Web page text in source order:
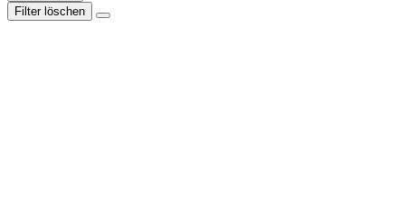
Filter löschen